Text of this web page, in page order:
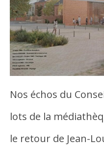
Nos échos du
lots de la
le retour de Jean-